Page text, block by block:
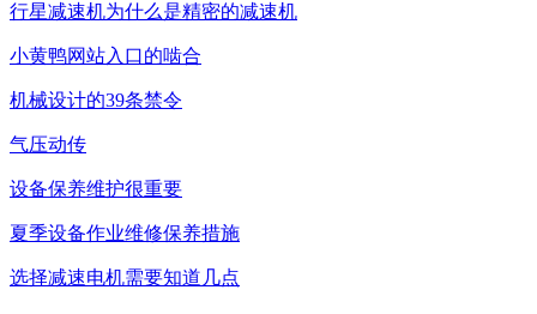
行星减速机为什么是精密的减速机
小黄鸭网站入口的啮合
机械设计的39条禁令
气压动传
设备保养维护很重要
夏季设备作业维修保养措施
选择减速电机需要知道几点